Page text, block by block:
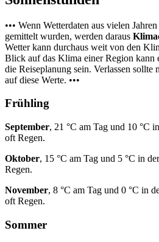
••• Wenn Wetterdaten aus vielen
gemittelt wurden, werden daraus
Wetter kann durchaus weit von den
Blick auf das Klima einer Region kann
die Reiseplanung sein. Verlassen sollte
auf diese Werte. •••
Frühling
September, 21 °C am Tag und 10 °C
oft Regen.
Oktober, 15 °C am Tag und 5 °C in
Regen.
November, 8 °C am Tag und 0 °C in
oft Regen.
Sommer